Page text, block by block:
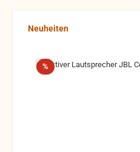
Produktgalerie überspringen
Neuheiten
%Rabatt